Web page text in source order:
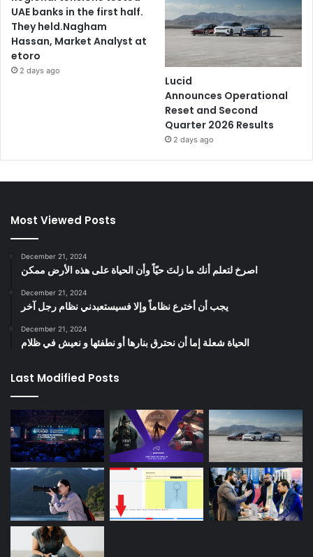
UAE banks in the first half.
They held.Nagham
Hassan, Market Analyst at
etoro
2 days ago
Lucid
Announces Operational
Reset and Second
Quarter 2026 Results
2 days ago
Most Viewed Posts
December 21, 2024
‫اصرخ لتعلم أنك ما زلتَ حيّاً وأن الحياة على هذه الأرض ممكن
December 21, 2024
يجب أن أخترع نظاماً وإلا فسيستعبدني نظام رجل آخر
December 21, 2024
الحياة شعلة إما أن نحترق بنارها أو نطفئها و نعيش في ظلام
Last Modified Posts